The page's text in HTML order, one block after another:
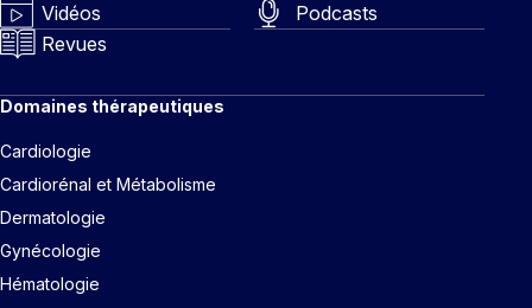
Vidéos
Podcasts
Revues
Domaines thérapeutiques
Cardiologie
Cardiorénal et Métabolisme
Dermatologie
Gynécologie
Hématologie